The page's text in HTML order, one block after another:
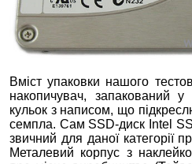
Вміст упаковки нашого
накопичувач, запакований у
кульок з написом, що
семпла. Сам SSD-диск Intel
звичний для даної категорії
Металевий корпус з